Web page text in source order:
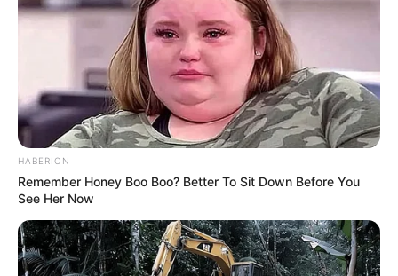
HABERION
Remember Honey Boo Boo? Better To Sit Down Before You
See Her Now